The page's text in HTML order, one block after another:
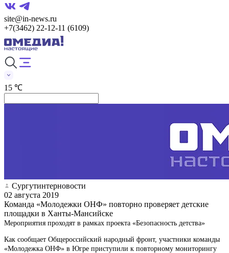
site@in-news.ru
+7(3462) 22-12-11 (6109)
15 ℃
Сургутинтерновости
02 августа 2019
Команда «Молодежки ОНФ» повторно проверяет детские
площадки в Ханты-Мансийске
Мероприятия проходят в рамках проекта «Безопасность детства»
Как сообщает Общероссийский народный фронт, участники команды
«Молодежка ОНФ» в Югре приступили к повторному мониторингу